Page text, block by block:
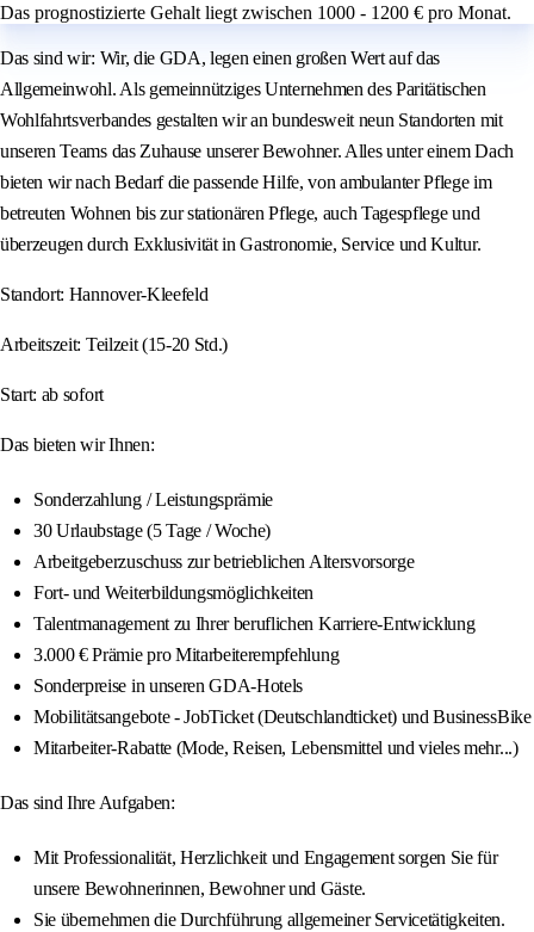
Das prognostizierte Gehalt liegt zwischen 1000 - 1200 € pro Monat.
Das sind wir: Wir, die GDA, legen einen großen Wert auf das
Allgemeinwohl. Als gemeinnütziges Unternehmen des Paritätischen
Wohlfahrtsverbandes gestalten wir an bundesweit neun Standorten mit
unseren Teams das Zuhause unserer Bewohner. Alles unter einem Dach
bieten wir nach Bedarf die passende Hilfe, von ambulanter Pflege im
betreuten Wohnen bis zur stationären Pflege, auch Tagespflege und
überzeugen durch Exklusivität in Gastronomie, Service und Kultur.
Standort: Hannover-Kleefeld
Arbeitszeit: Teilzeit (15-20 Std.)
Start: ab sofort
Das bieten wir Ihnen:
Sonderzahlung / Leistungsprämie
30 Urlaubstage (5 Tage / Woche)
Arbeitgeberzuschuss zur betrieblichen Altersvorsorge
Fort- und Weiterbildungsmöglichkeiten
Talentmanagement zu Ihrer beruflichen Karriere-Entwicklung
3.000 € Prämie pro Mitarbeiterempfehlung
Sonderpreise in unseren GDA-Hotels
Mobilitätsangebote - JobTicket (Deutschlandticket) und BusinessBike
Mitarbeiter-Rabatte (Mode, Reisen, Lebensmittel und vieles mehr...)
Das sind Ihre Aufgaben:
Mit Professionalität, Herzlichkeit und Engagement sorgen Sie für
unsere Bewohnerinnen, Bewohner und Gäste.
Sie übernehmen die Durchführung allgemeiner Servicetätigkeiten.